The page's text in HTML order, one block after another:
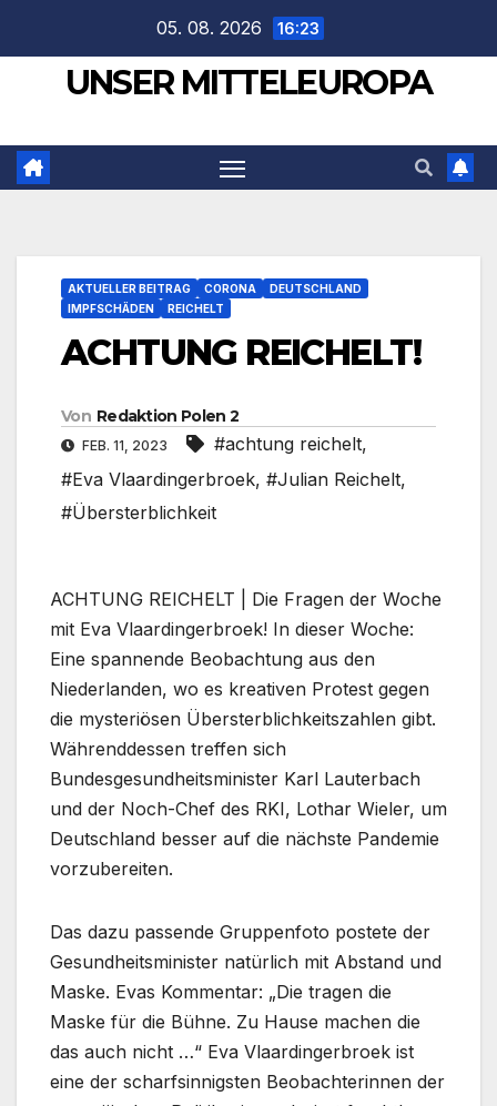
springen
05. 08. 2026 16:23
UNSER MITTELEUROPA
AKTUELLER BEITRAG CORONA
DEUTSCHLAND
IMPFSCHÄDEN
REICHELT
ACHTUNG REICHELT!
Von Redaktion Polen 2
FEB. 11, 2023 #achtung reichelt,
#Eva Vlaardingerbroek, #Julian Reichelt,
#Übersterblichkeit
ACHTUNG REICHELT | Die Fragen der Woche
mit Eva Vlaardingerbroek! In dieser Woche:
Eine spannende Beobachtung aus den
Niederlanden, wo es kreativen Protest gegen
die mysteriösen Übersterblichkeitszahlen gibt.
Währenddessen treffen sich
Bundesgesundheitsminister Karl Lauterbach
und der Noch-Chef des RKI, Lothar Wieler, um
Deutschland besser auf die nächste Pandemie
vorzubereiten.
Das dazu passende Gruppenfoto postete der
Gesundheitsminister natürlich mit Abstand und
Maske. Evas Kommentar: „Die tragen die
Maske für die Bühne. Zu Hause machen die
das auch nicht …“ Eva Vlaardingerbroek ist
eine der scharfsinnigsten Beobachterinnen der